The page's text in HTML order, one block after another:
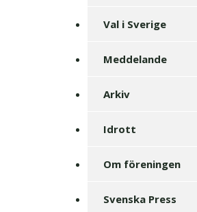
Val i Sverige
Meddelande
Arkiv
Idrott
Om föreningen
Svenska Press